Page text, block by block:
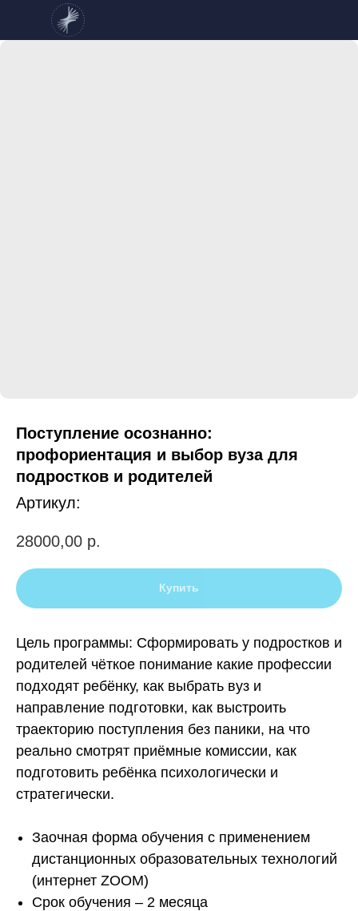
Поступление осознанно:
профориентация и выбор вуза для
подростков и родителей
Артикул:
28000,00 р.
Купить
Цель программы: Сформировать у подростков и
родителей чёткое понимание какие профессии
подходят ребёнку, как выбрать вуз и
направление подготовки, как выстроить
траекторию поступления без паники, на что
реально смотрят приёмные комиссии, как
подготовить ребёнка психологически и
стратегически.
Заочная форма обучения с применением
дистанционных образовательных технологий
(интернет ZOOM)
Срок обучения – 2 месяца